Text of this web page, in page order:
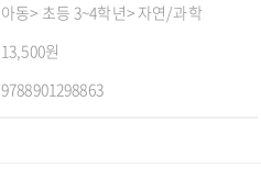
아동> 초등 3~4학년> 자연/과학
13,500원
9788901298863